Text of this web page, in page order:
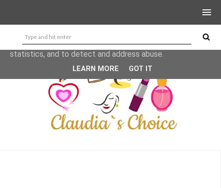
This site uses cookies from Google to deliver its services
and to analyze traffic. Your IP address and user-agent are
shared with Google along with performance and security
metrics to ensure quality of service, generate usage
statistics, and to detect and address abuse.
LEARN MORE GOT IT